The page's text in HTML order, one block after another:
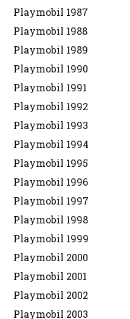
Playmobil 1987
Playmobil 1988
Playmobil 1989
Playmobil 1990
Playmobil 1991
Playmobil 1992
Playmobil 1993
Playmobil 1994
Playmobil 1995
Playmobil 1996
Playmobil 1997
Playmobil 1998
Playmobil 1999
Playmobil 2000
Playmobil 2001
Playmobil 2002
Playmobil 2003